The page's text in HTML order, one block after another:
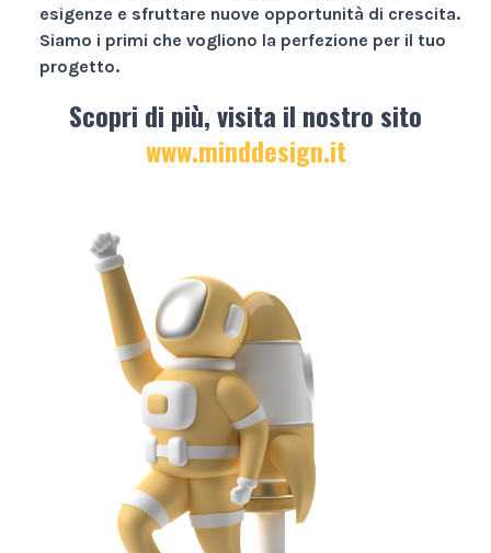
esigenze e sfruttare nuove opportunità di crescita.
Siamo i primi che vogliono la perfezione per il tuo
progetto.
Scopri di più, visita il nostro sito
www.minddesign.it